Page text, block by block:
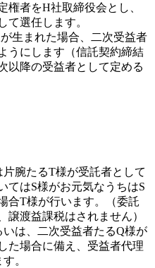
権者をH社取締役会とし、
て選任します。
生まれた場合、二次受益者
うにします（信託契約締結
以降の受益者として定める
腕たるT様が受託者として
てはS様がお元気なうちはS
合T様が行います。（委託
譲渡益課税はされません）
は、二次受益者たるQ様が
た場合に備え、受益者代理
。